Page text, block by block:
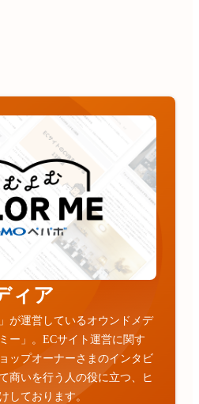
ィア
が運営しているオウンドメデ
ー」。ECサイト運営に関す
ップオーナーさまのインタビ
商いを行う人の役に立つ、ヒ
しております。